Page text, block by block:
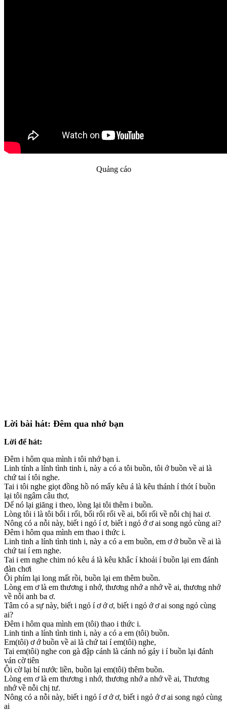
Quảng cáo
Lời bài hát: Đêm qua nhớ bạn
Lời để hát:
Đêm i hôm qua mình i tôi nhớ bạn i.
Linh tính a lính tình tinh i, này a có a tôi buồn, tôi ớ buồn về ai là
chứ tai í tôi nghe.
Tai i tôi nghe giọt đồng hồ nó mấy kêu á là kêu thánh í thót í buồn
lại tôi ngâm câu thơ,
Dế nó lại giăng i theo, lòng lại tôi thêm i buồn.
Lòng tôi i là tôi bối i rối, bối rối rối về ai, bối rối về nỗi chị hai ơ.
Nông có a nỗi này, biết i ngỏ í ơ, biết i ngỏ ớ ơ ai song ngỏ cùng ai?
Đêm i hôm qua mình em thao i thức i.
Linh tinh a lính tình tinh i, này a có a em buồn, em ơ ớ buồn về ai là
chứ tai í em nghe.
Tai i em nghe chim nó kêu á là kêu khắc í khoải í buồn lại em đánh
đàn chơi
Ôi phím lại long mất rồi, buồn lại em thêm buồn.
Lòng em ơ là em thương i nhớ, thương nhớ a nhớ về ai, thương nhớ
về nỗi anh ba ơ.
Tâm có a sự này, biết i ngỏ í ơ ớ ơ, biết i ngỏ ớ ơ ai song ngỏ cùng
ai?
Đêm i hôm qua mình em (tôi) thao i thức i.
Linh tinh a lính tình tinh i, này a có a em (tôi) buồn.
Em(tôi) ơ ớ buồn về ai là chứ tai í em(tôi) nghe,
Tai em(tôi) nghe con gà đập cánh là cánh nó gáy i í buồn lại đánh
ván cờ tiên
Ôi cờ lại bí nước liền, buồn lại em(tôi) thêm buồn.
Lòng em ơ là em thương i nhớ, thương nhớ a nhớ về ai, Thương
nhớ về nỗi chị tư.
Nông có a nỗi này, biết i ngỏ í ơ ớ ơ, biết i ngỏ ớ ơ ai song ngỏ cùng
ai